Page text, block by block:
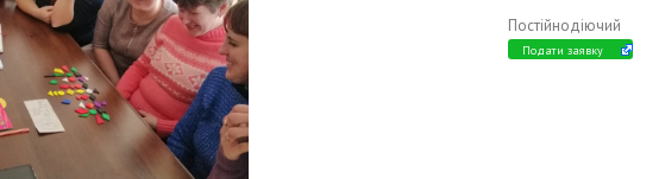
Постійнодіючий
Подати заявку